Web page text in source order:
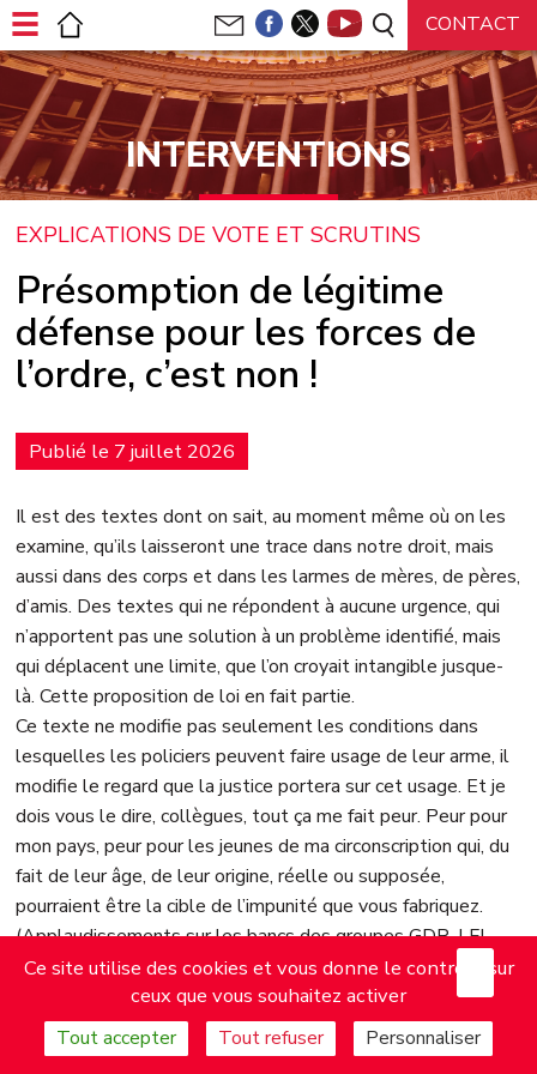
INTERVENTIONS
EXPLICATIONS DE VOTE ET SCRUTINS
Présomption de légitime
défense pour les forces de
l’ordre, c’est non !
Publié le 7 juillet 2026
Il est des textes dont on sait, au moment même où on les
examine, qu’ils laisseront une trace dans notre droit, mais
aussi dans des corps et dans les larmes de mères, de pères,
d’amis. Des textes qui ne répondent à aucune urgence, qui
n’apportent pas une solution à un problème identifié, mais
qui déplacent une limite, que l’on croyait intangible jusque-
là. Cette proposition de loi en fait partie.
Ce texte ne modifie pas seulement les conditions dans
lesquelles les policiers peuvent faire usage de leur arme, il
modifie le regard que la justice portera sur cet usage. Et je
dois vous le dire, collègues, tout ça me fait peur. Peur pour
mon pays, peur pour les jeunes de ma circonscription qui, du
fait de leur âge, de leur origine, réelle ou supposée,
pourraient être la cible de l’impunité que vous fabriquez.
(Applaudissements sur les bancs des groupes GDR, LFI-
NFP, SOC et EcoS.) Je pense, comme la présidente de la
Ligue des droits de l’homme, que votre texte, monsieur le
ministre, est une fabrique d’impunité.
Jusqu’à présent, lorsqu’une personne mourait sous les
Panneau de gestion des cookies
Ce site utilise des cookies et vous donne le contrôle sur
ceux que vous souhaitez activer
Tout accepter Tout refuser Personnaliser